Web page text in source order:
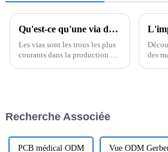
Qu'est-ce qu'une via dans un PCB ?
Les vias sont les trous les plus
courants dans la production de
divisés en trois types : ...
des
Recherche Associée
PCB médical ODM Vue ODM